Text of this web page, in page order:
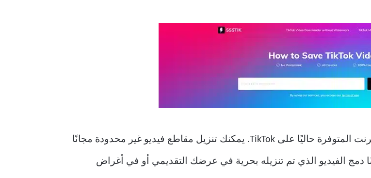
هو واحد من أفضل برامج تنزيل الفيديو عبر الإنترنت المتوفرة حاليًا على TikTok. يمكنك تنزيل مقاطع فيديو غير محدودة مجانًا
دمج الفيديو الذي تم تنزيله بحرية في عرضك التقديمي أو في أغراض